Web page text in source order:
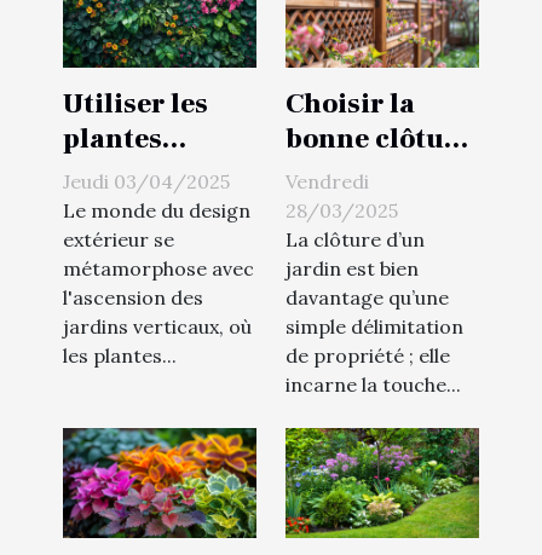
Utiliser les
plantes
grimpantes
pour un
design
extérieur
vertical idées
et conseils de
Jeudi 03/04/2025
Le monde du design
extérieur se
métamorphose avec
l'ascension des
jardins verticaux, où
les plantes...
Choisir la
bonne clôture
pour son
jardin
critères,
matériaux et
tendances
actuelles
Vendredi
28/03/2025
La clôture d’un
jardin est bien
davantage qu’une
simple délimitation
de propriété ; elle
incarne la touche...